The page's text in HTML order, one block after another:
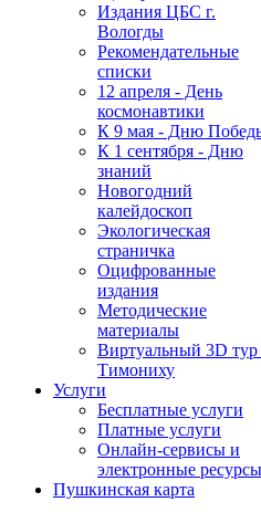
Издания ЦБС г.
Вологды
Рекомендательные
списки
12 апреля - День
космонавтики
К 9 мая - Дню
К 1 сентября - Дню
знаний
Новогодний
калейдоскоп
Экологическая
страничка
Оцифрованные
издания
Методические
материалы
Виртуальный 3D тур
Тимониху
Услуги
Бесплатные услуги
Платные услуги
Онлайн-сервисы и
электронные ресурсы
Пушкинская карта